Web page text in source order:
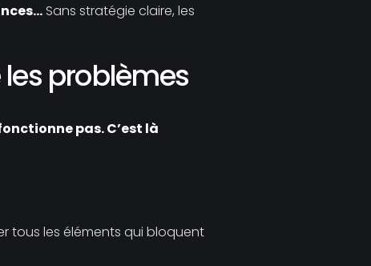
Sans stratégie claire, les
les problèmes
pas. C’est là
tous les éléments qui bloquent